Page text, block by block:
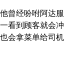
曾经吩咐阿达服
看到顾客就会冲
会拿菜单给司机